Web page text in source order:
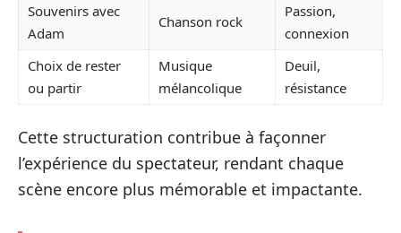
Souvenirs avec
Adam
Chanson rock
Passion,
connexion
Choix de rester
ou partir
Musique
mélancolique
Deuil,
résistance
Cette structuration contribue à façonner
l’expérience du spectateur, rendant chaque
scène encore plus mémorable et impactante.